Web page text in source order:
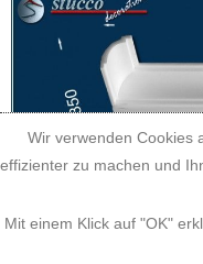
Wir verwenden Cookies
effizienter zu machen und
Mit einem Klick auf "OK"